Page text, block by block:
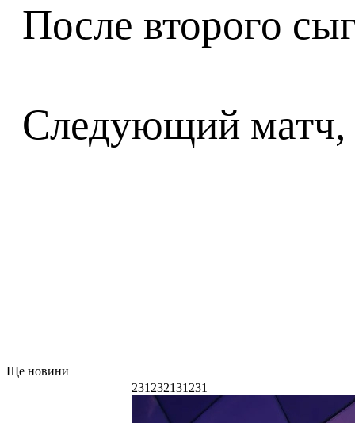
После второго
Следующий матч,
Ще новини
231232131231